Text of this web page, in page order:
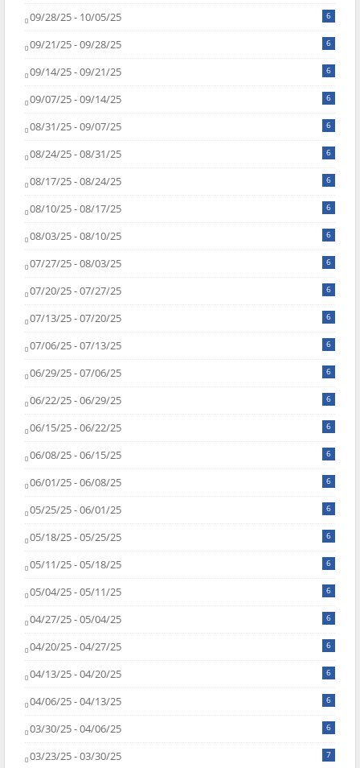
09/28/25 - 10/05/25 6
09/21/25 - 09/28/25 6
09/14/25 - 09/21/25 6
09/07/25 - 09/14/25 6
08/31/25 - 09/07/25 6
08/24/25 - 08/31/25 6
08/17/25 - 08/24/25 6
08/10/25 - 08/17/25 6
08/03/25 - 08/10/25 6
07/27/25 - 08/03/25 6
07/20/25 - 07/27/25 6
07/13/25 - 07/20/25 6
07/06/25 - 07/13/25 6
06/29/25 - 07/06/25 6
06/22/25 - 06/29/25 6
06/15/25 - 06/22/25 6
06/08/25 - 06/15/25 6
06/01/25 - 06/08/25 6
05/25/25 - 06/01/25 6
05/18/25 - 05/25/25 6
05/11/25 - 05/18/25 6
05/04/25 - 05/11/25 6
04/27/25 - 05/04/25 6
04/20/25 - 04/27/25 6
04/13/25 - 04/20/25 6
04/06/25 - 04/13/25 6
03/30/25 - 04/06/25 6
03/23/25 - 03/30/25 7